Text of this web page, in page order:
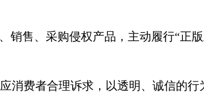
销售、采购侵权产品，主动履行“正
消费者合理诉求，以透明、诚信的行